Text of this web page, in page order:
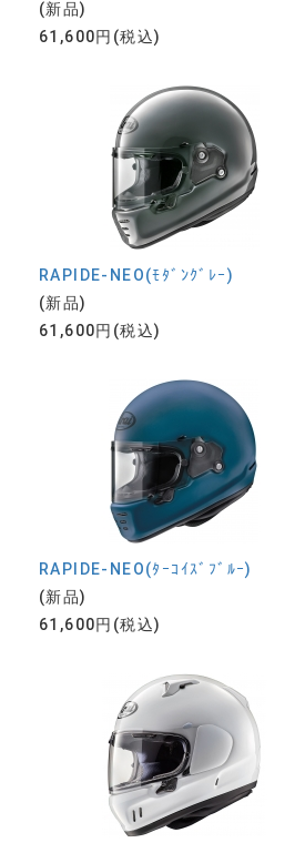
(新品)
61,600円(税込)
RAPIDE-NEO(ﾓﾀﾞﾝｸﾞﾚｰ)
(新品)
61,600円(税込)
RAPIDE-NEO(ﾀｰｺｲｽﾞﾌﾞﾙｰ)
(新品)
61,600円(税込)